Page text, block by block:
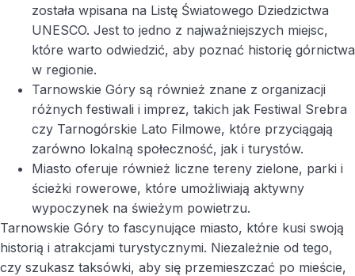
została wpisana na Listę Światowego Dziedzictwa
UNESCO. Jest to jedno z najważniejszych miejsc,
które warto odwiedzić, aby poznać historię górnictwa
w regionie.
Tarnowskie Góry są również znane z organizacji
różnych festiwali i imprez, takich jak Festiwal Srebra
czy Tarnogórskie Lato Filmowe, które przyciągają
zarówno lokalną społeczność, jak i turystów.
Miasto oferuje również liczne tereny zielone, parki i
ścieżki rowerowe, które umożliwiają aktywny
wypoczynek na świeżym powietrzu.
Tarnowskie Góry to fascynujące miasto, które kusi swoją
historią i atrakcjami turystycznymi. Niezależnie od tego,
czy szukasz taksówki, aby się przemieszczać po mieście,